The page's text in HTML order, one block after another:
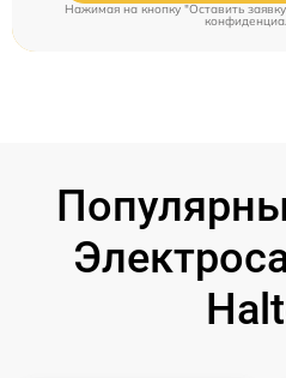
Нажимая на кнопку "Оставить